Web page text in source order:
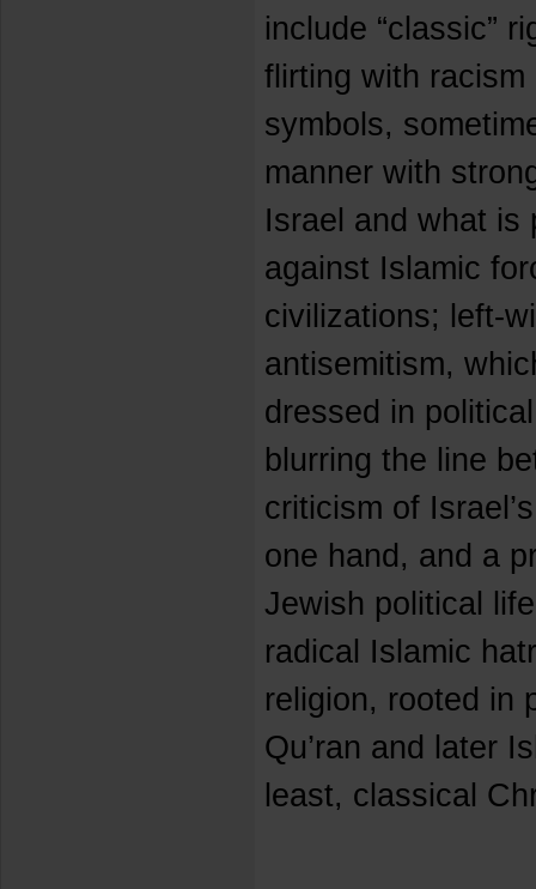
include “classic”
flirting with
symbols,
manner with
Israel and what is
against Islamic
civilizations; left-
antisemitism,
dressed in
blurring the line
criticism of
one hand, and a
Jewish political
radical Islamic
religion, rooted in
Qu’ran and later
least, classical